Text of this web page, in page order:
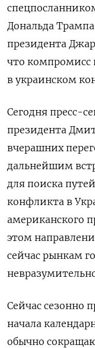
Дональда
президента
что компромисс
в украинском
Сегодня пресс-
президента
вчерашних
дальнейшим
для поиска
конфликта в
американского
этом
сейчас рынкам
Сейчас сезонно
начала
обычно